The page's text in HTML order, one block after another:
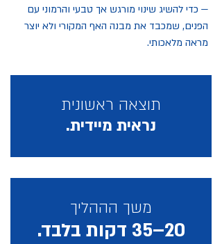
— כדי להשיג שינוי מורגש אך טבעי והרמוני עם
הפנים, שמכבד את מבנה האף המקורי ולא יוצר
מראה מלאכותי.
תוצאה ראשונית
נראית מיידית.
משך הההליך
20–35 דקות בלבד.